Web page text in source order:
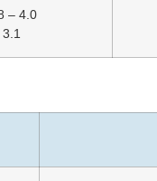
– 4.0
3.1